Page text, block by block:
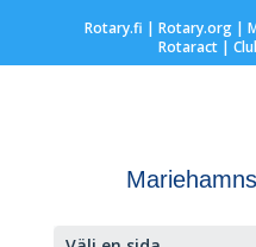
Rotary.fi | Rotary.org|
Rotaract |